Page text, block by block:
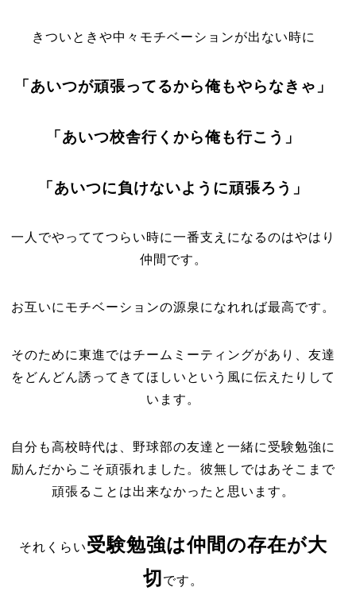
きついときや中々モチベーションが出ない時に
「あいつが頑張ってるから俺もやらなきゃ」
「あいつ校舎行くから俺も行こう」
「あいつに負けないように頑張ろう」
一人でやっててつらい時に一番支えになるのはやはり
仲間です。
お互いにモチベーションの源泉になれれば最高です。
そのために東進ではチームミーティングがあり、友達
をどんどん誘ってきてほしいという風に伝えたりして
います。
自分も高校時代は、野球部の友達と一緒に受験勉強に
励んだからこそ頑張れました。彼無しではあそこまで
頑張ることは出来なかったと思います。
それくらい受験勉強は仲間の存在が大
切 です。